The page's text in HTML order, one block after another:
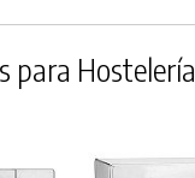
para Hostelería